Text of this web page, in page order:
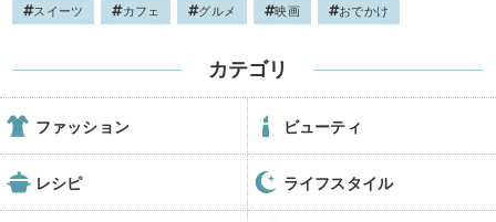
スイーツ カフェ グルメ 映画 おでかけ
カテゴリ
ファッション ビューティ
レシピ ライフスタイル